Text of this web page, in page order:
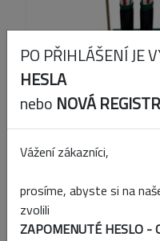
Kód produktu:
EAN:
Přidat k porovnání
PO PŘIHLÁŠENÍ JE
HESLA
nebo NOVÁ
Vážení zákazníci,
prosíme, abyste si na
zvolili
ZAPOMENUTÉ HESLO -